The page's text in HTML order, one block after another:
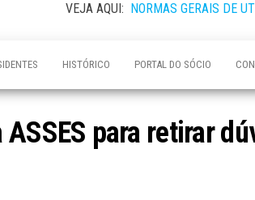
VEJA AQUI: NORMAS GERAIS DE
HISTÓRICO PORTAL DO SÓCIO
para retirar